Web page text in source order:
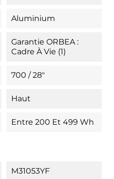
Aluminium
Garantie ORBEA :
Cadre À Vie (1)
700 / 28"
Haut
Entre 200 Et 499 Wh
M31053YF